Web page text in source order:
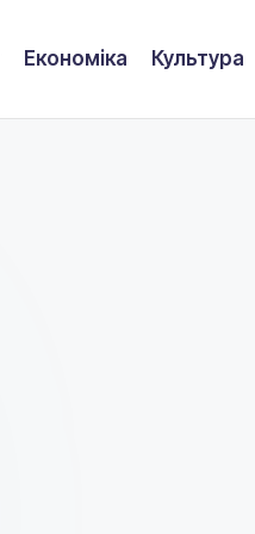
Економіка Культура